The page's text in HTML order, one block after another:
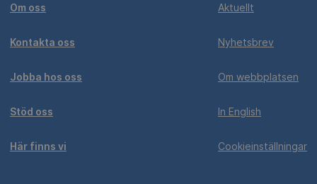
Om oss
Kontakta oss
Jobba hos oss
Stöd oss
Här finns vi
Aktuellt
Nyhetsbrev
Om webbplatsen
In English
Cookieinställningar